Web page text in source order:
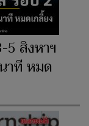
5 สิงหาฯ
าที หมด